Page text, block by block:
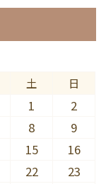
土 日
1
2
8
9
15
16
22
23